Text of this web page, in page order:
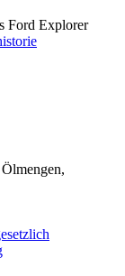
Ford Explorer